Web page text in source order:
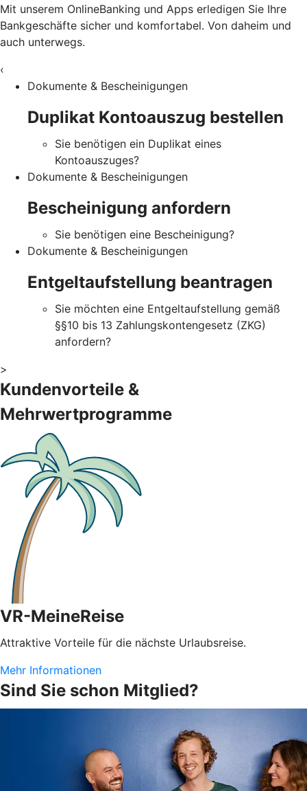
Mit unserem OnlineBanking und Apps erledigen Sie Ihre
Bankgeschäfte sicher und komfortabel. Von daheim und
auch unterwegs.
‹
Dokumente & Bescheinigungen
Duplikat Kontoauszug bestellen
Sie benötigen ein Duplikat eines
Kontoauszuges?
Dokumente & Bescheinigungen
Bescheinigung anfordern
Sie benötigen eine Bescheinigung?
Dokumente & Bescheinigungen
Entgeltaufstellung beantragen
Sie möchten eine Entgeltaufstellung gemäß
§§10 bis 13 Zahlungskontengesetz (ZKG)
anfordern?
>
Kundenvorteile &
Mehrwertprogramme
VR-MeineReise
Attraktive Vorteile für die nächste Urlaubsreise.
Mehr Informationen
Sind Sie schon Mitglied?